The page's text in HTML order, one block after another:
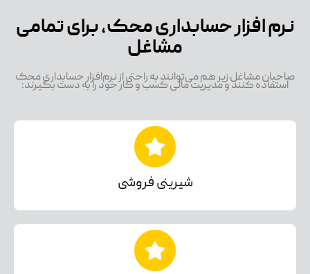
نرم افزار حسابداری محک، برای تمامی
مشاغل
صاحبان مشاغل زیر هم می‌توانند به راحتی از نرم‌افزار حسابداری محک
استفاده کنند و مدیریت مالی کسب و کار خود را به دست بگیرند:
شیرینی فروشی